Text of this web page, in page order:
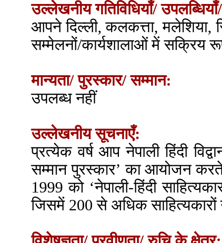
उल्लेखनीय गतिविधियाँ/ उपलब्धियाँ/
आपने दिल्ली, कलकत्ता, मलेशिया,
सम्मेलनों/कार्यशालाओं में सक्रिय
मान्यता/ पुरस्कार/ सम्मान:
उपलब्ध नहीं
उल्लेखनीय सूचनाएँ:
प्रत्येक वर्ष आप नेपाली हिंदी
सम्मान पुरस्कार’ का आयोजन
1999 को ‘नेपाली-हिंदी
जिसमें 200 से अधिक साहित्यकारों